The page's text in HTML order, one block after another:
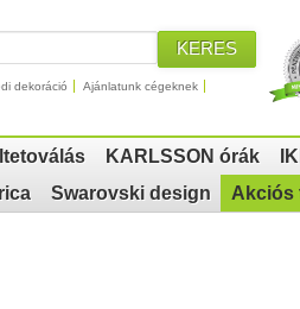
KERES
dekoráció
Ajánlatunk cégeknek
KARLSSON órák
Swarovski design Akciós